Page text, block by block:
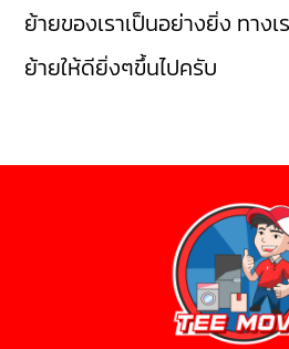
ย้ายของเราเป็นอย่างยิ่ง ทาง
ย้ายให้ดียิ่งๆขึ้นไปครับ